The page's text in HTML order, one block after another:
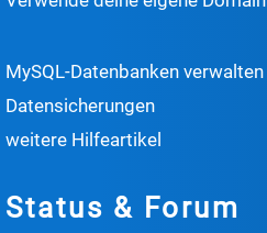
MySQL-Datenbanken verwalten
Datensicherungen
weitere Hilfeartikel
Status & Forum